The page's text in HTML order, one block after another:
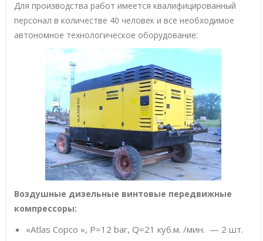
Для производства работ имеется квалифицированный
персонал в количестве 40 человек и все необходимое
автономное технологическое оборудование:
Воздушные дизельные винтовые передвижные
компрессоры:
«Atlas Copco », Р=12 bar, Q=21 куб.м. /мин. — 2 шт.